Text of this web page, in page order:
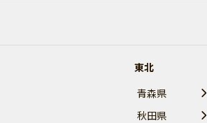
東北
青森県
秋田県